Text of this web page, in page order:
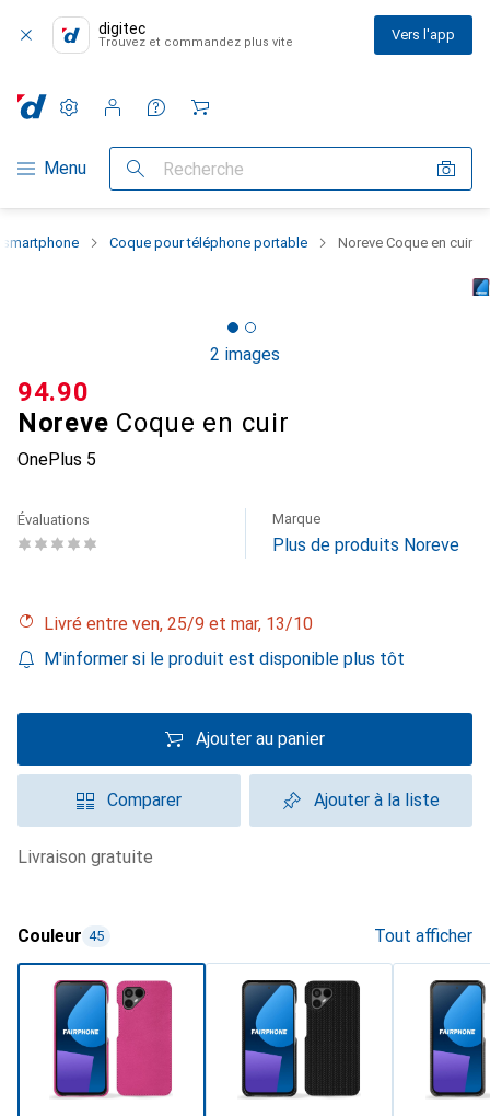
digitec
Trouvez et commandez plus vite Vers l'app
Navigation par catégorie
Menu Recherche
Paramètres
Compte client
Listes de comparaison
Listes d'envies
Panier
Coque pour téléphone portable Noreve Coque en cuir
2 images
Noreve Coque en cuir
OnePlus 5
CHF
94.90
Évaluations Marque
Plus de produits Noreve
Livré entre ven, 25/9 et mar, 13/10
M'informer si le produit est disponible plus tôt
Ajouter au panier
Comparer Ajouter à la liste
livraison gratuite
Couleur 45 Tout afficher